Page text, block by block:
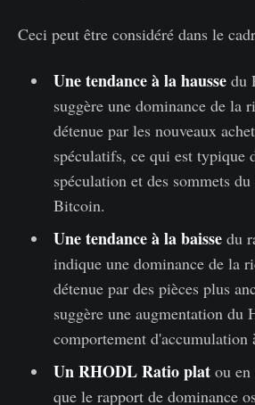
Ceci peut être considéré dans le
Une tendance à la haussedu
suggère une dominance de la
détenue par les nouveaux
spéculatifs, ce qui est typique
spéculation et des sommets
Bitcoin.
Une tendance à la baisse du
indique une dominance de la
détenue par des pièces plus
suggère une augmentation du
comportement d'accumulation
Un RHODL Ratio platou en
que le rapport de dominance